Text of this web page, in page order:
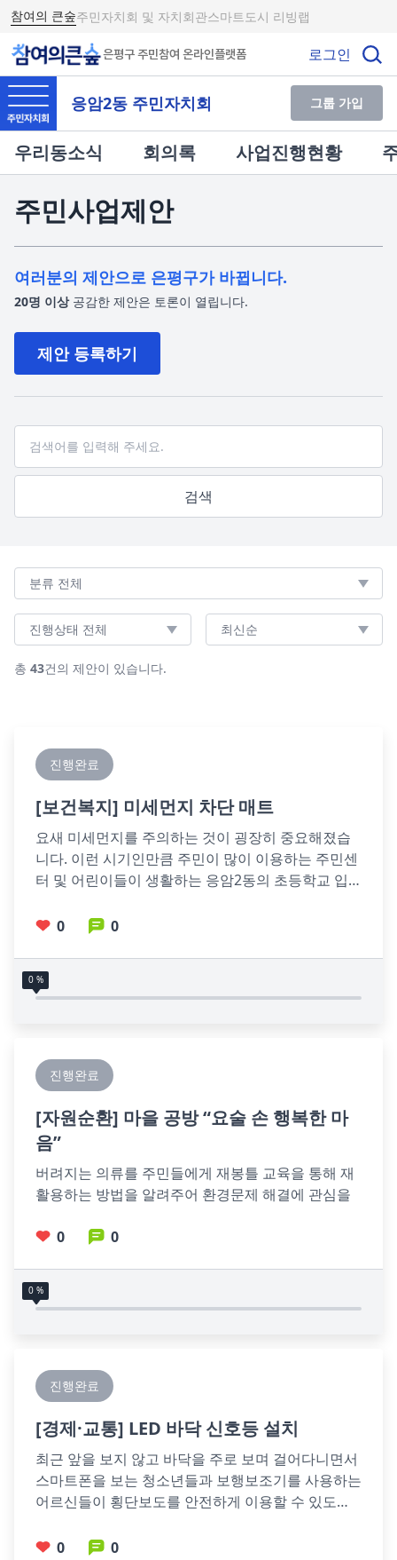
참여의 큰숲주민자치회 및 자치회관스마트도시 리빙랩
은평구 주민참여 온라인플랫폼 로그인
응암2동 주민자치회 그룹 가입
우리동소식 회의록 사업진행현황
주민사업제안
여러분의 제안으로 은평구가 바뀝니다.
20명 이상공감한 제안은 토론이 열립니다.
제안 등록하기
검색
분류
진행상태
정렬순서
총 43건의 제안이 있습니다.
진행완료
[보건복지] 미세먼지 차단 매트
요새 미세먼지를 주의하는 것이 굉장히 중요해졌습
니다. 이런 시기인만큼 주민이 많이 이용하는 주민센
터 및 어린이들이 생활하는 응암2동의 초등학교 입
0
0
0 %
진행완료
[자원순환] 마을 공방 “요술 손 행복한 마
음”
버려지는 의류를 주민들에게 재봉틀 교육을 통해 재
활용하는 방법을 알려주어 환경문제 해결에 관심을
에게 재봉틀 교육과 의류리폼, 수선
0 0
0 %
진행완료
[경제·교통] LED 바닥 신호등 설치
최근 앞을 보지 않고 바닥을 주로 보며 걸어다니면서
스마트폰을 보는 청소년들과 보행보조기를 사용하는
어르신들이 횡단보도를 안전하게 이용할 수 있도록
0
0